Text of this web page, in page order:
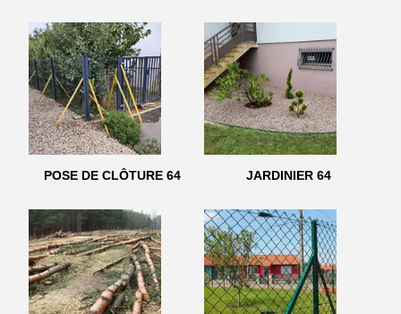
POSE DE CLÔTURE 64 JARDINIER 64